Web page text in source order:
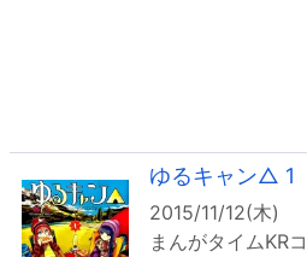
ゆるキャン△ 1
2015/11/12(木)
まんがタイムKR